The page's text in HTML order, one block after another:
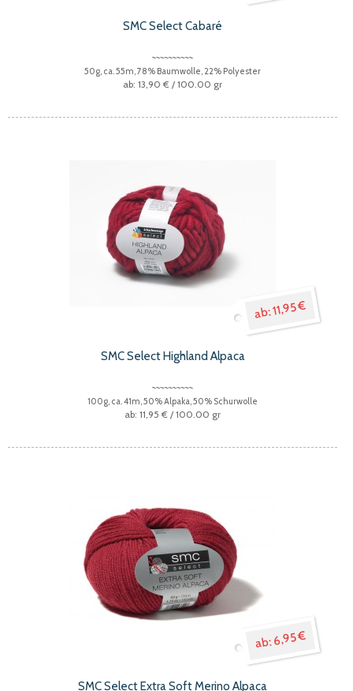
SMC Select Cabaré
50g, ca. 55m, 78% Baumwolle, 22% Polyester
13,90 € / 100.00 gr
11,95 €
SMC Select Highland Alpaca
100g, ca. 41m, 50% Alpaka, 50% Schurwolle
11,95 € / 100.00 gr
6,95 €
SMC Select Extra Soft Merino Alpaca